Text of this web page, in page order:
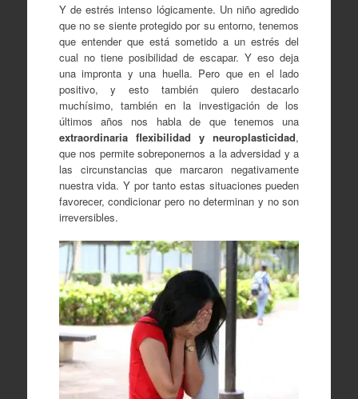
Y de estrés intenso lógicamente. Un niño agredido
que no se siente protegido por su entorno, tenemos
que entender que está sometido a un estrés del
cual no tiene posibilidad de escapar. Y eso deja
una impronta y una huella. Pero que en el lado
positivo, y esto también quiero destacarlo
muchísimo, también en la investigación de los
últimos años nos habla de que tenemos una
extraordinaria flexibilidad y neuroplasticidad,
que nos permite sobreponernos a la adversidad y a
las circunstancias que marcaron negativamente
nuestra vida. Y por tanto estas situaciones pueden
favorecer, condicionar pero no determinan y no son
irreversibles.